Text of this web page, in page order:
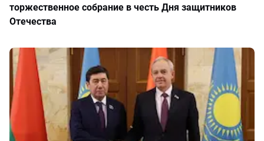
торжественное собрание в честь Дня защитников
Отечества